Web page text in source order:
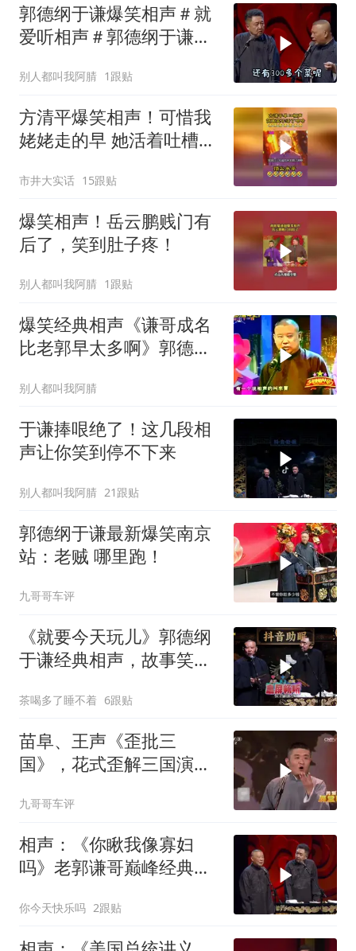
郭德纲于谦爆笑相声＃就
爱听相声＃郭德纲于谦＃
别人都叫我阿腈 1跟贴
方清平爆笑相声！可惜我
姥姥走的早 她活着吐槽冠
市井大实话 15跟贴
爆笑相声！岳云鹏贱门有
后了，笑到肚子疼！
别人都叫我阿腈 1跟贴
爆笑经典相声《谦哥成名
比老郭早太多啊》郭德纲
别人都叫我阿腈
于谦捧哏绝了！这几段相
声让你笑到停不下来
别人都叫我阿腈 21跟贴
郭德纲于谦最新爆笑南京
站：老贼 哪里跑！
九哥哥车评
《就要今天玩儿》郭德纲
于谦经典相声，故事笑料
茶喝多了睡不着 6跟贴
苗阜、王声《歪批三
国》，花式歪解三国演
出
九哥哥车评
相声：《你瞅我像寡妇
吗》老郭谦哥巅峰经典爆
你今天快乐吗 2跟贴